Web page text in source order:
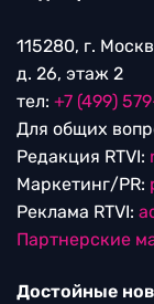
115280, г.
д. 26, этаж 2
тел: +7 (499)
Для общих
Редакция RTVI:
Маркетинг/PR:
Реклама RTVI:
Партнерские
Достойные